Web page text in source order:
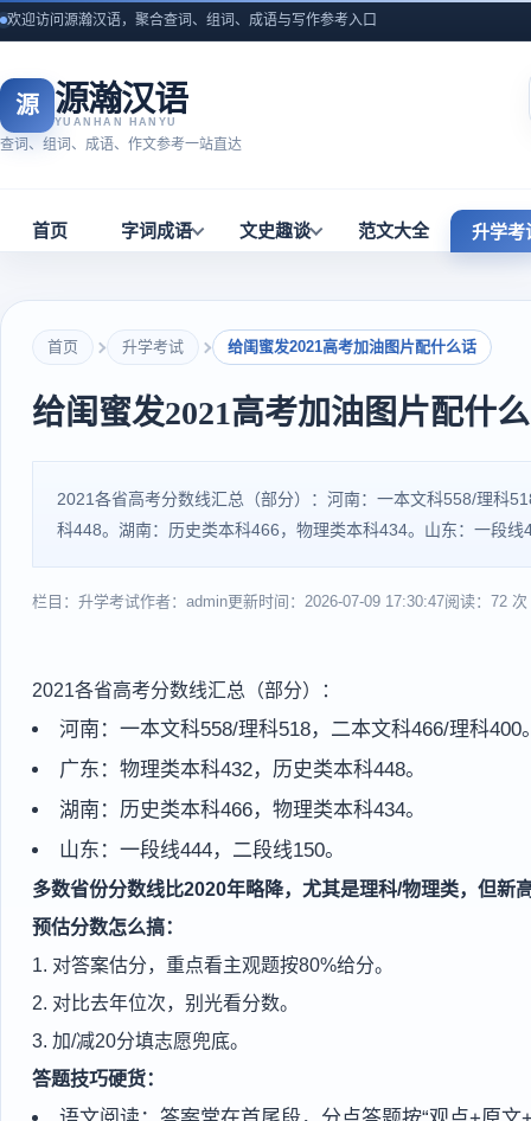
欢迎访问源瀚汉语，聚合查词、组词、成语与写作参考入口
源 源瀚汉语
YUANHAN HANYU
查词、组词、成语、作文参考一站直达
首页 字词成语 文史趣谈 范文大全 升学考
首页 升学考试 给闺蜜发2021高考加油图片配什么话
给闺蜜发2021高考加油图片配什
2021各省高考分数线汇总（部分）：河南：一本文科558/理科
科448。湖南：历史类本科466，物理类本科434。山东：一段
栏目：升学考试作者：admin更新时间：2026-07-09 17:30:47阅读：72 次
2021各省高考分数线汇总（部分）：
河南：一本文科558/理科518，二本文科466/理科400
广东：物理类本科432，历史类本科448。
湖南：历史类本科466，物理类本科434。
山东：一段线444，二段线150。
多数省份分数线比2020年略降，尤其是理科/物理类，但新
预估分数怎么搞：
1. 对答案估分，重点看主观题按80%给分。
2. 对比去年位次，别光看分数。
3. 加/减20分填志愿兜底。
答题技巧硬货：